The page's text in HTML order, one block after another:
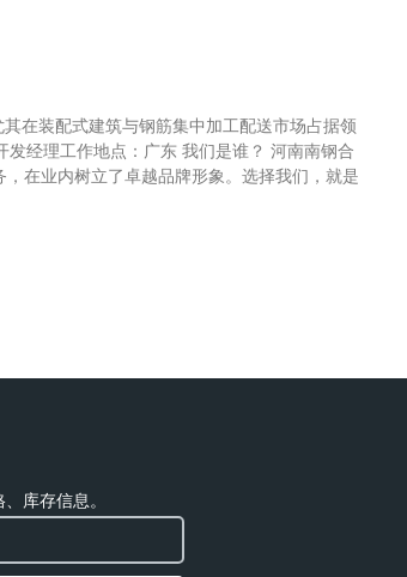
在装配式建筑与钢筋集中加工配送市场占据领
经理工作地点：广东 我们是谁？ 河南南钢合
在业内树立了卓越品牌形象。选择我们，就是
库存信息。